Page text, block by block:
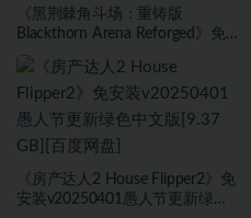
《黑荆棘角斗场：重铸版
Blackthorn Arena Reforged》免
文版[30.98 GB][百度网盘]
《房产达人2 House Flipper2》免
安装v20250401愚人节更新绿色